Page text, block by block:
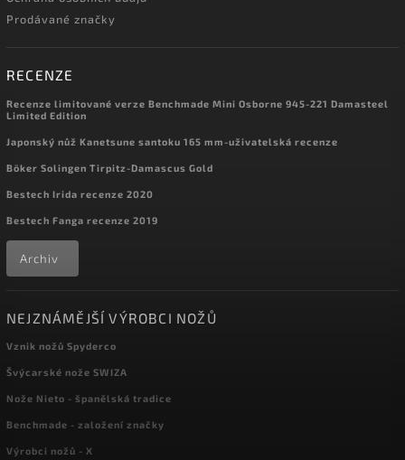
Prodávané značky
RECENZE
Recenze limitované verze Benchmade Mini Osborne 945-221 Damasteel
Limited Edition
Japonský nůž Kanetsune santoku 165 mm-uživatelská recenze
Böker Solingen Tirpitz-Damascus Gold
Bestech Irida recenze 2020
Bestech Fanga recenze 2019
Archiv
NEJZNÁMĚJŠÍ VÝROBCI NOŽŮ
Vznik nožů Spyderco
Švýcarské nože SWIZA
Nože Nieto - španělská tradice
Benchmade - založení značky
Výrobci nožů - X